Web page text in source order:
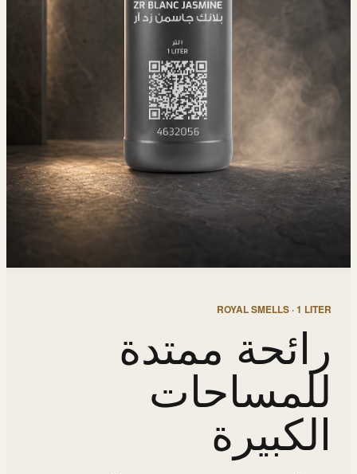
ROYAL SMELLS · 1 LITER
رائحة ممتدة
للمساحات
الكبيرة